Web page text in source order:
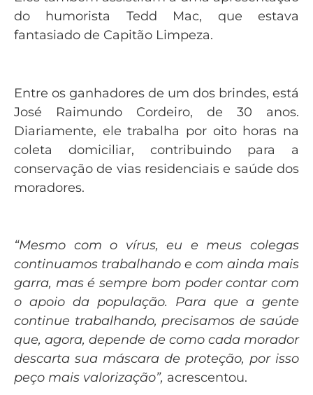
do humorista Tedd Mac, que estava
fantasiado de Capitão Limpeza.
Entre os ganhadores de um dos brindes, está
José Raimundo Cordeiro, de 30 anos.
Diariamente, ele trabalha por oito horas na
coleta domiciliar, contribuindo para a
conservação de vias residenciais e saúde dos
moradores.
“Mesmo com o vírus, eu e meus colegas
continuamos trabalhando e com ainda mais
garra, mas é sempre bom poder contar com
o apoio da população. Para que a gente
continue trabalhando, precisamos de saúde
que, agora, depende de como cada morador
descarta sua máscara de proteção, por isso
peço mais valorização”, acrescentou.